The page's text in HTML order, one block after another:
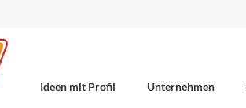
Ideen mit Profil Unternehmen